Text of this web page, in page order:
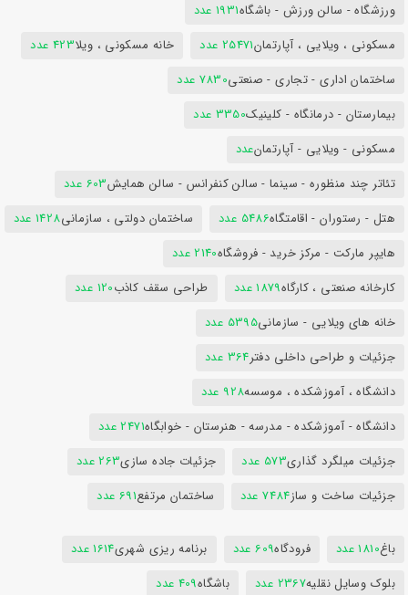
ورزشگاه - سالن ورزش - باشگاه1931 عدد
مسکونی ، ویلایی ، آپارتمان25471 عدد خانه مسکونی ، ویلا423 عدد
ساختمان اداری - تجاری - صنعتی7830 عدد
بیمارستان - درمانگاه - کلینیک3350 عدد
مسکونی - ویلایی - آپارتمانعدد
تئاتر چند منظوره - سینما - سالن کنفرانس - سالن همایش603 عدد
هتل - رستوران - اقامتگاه5486 عدد ساختمان دولتی ، سازمانی1428 عدد
هایپر مارکت - مرکز خرید - فروشگاه2140 عدد
کارخانه صنعتی ، کارگاه1879 عدد طراحی سقف کاذب120 عدد
خانه های ویلایی - سازمانی5395 عدد
جزئیات و طراحی داخلی دفتر364 عدد
دانشگاه ، آموزشکده ، موسسه928 عدد
دانشگاه - آموزشکده - مدرسه - هنرستان - خوابگاه2471 عدد
جزئیات میلگرد گذاری573 عدد جزئیات جاده سازی263 عدد
جزئیات ساخت و ساز7484 عدد ساختمان مرتفع691 عدد
باغ1810 عدد فرودگاه609 عدد برنامه ریزی شهری1614 عدد
بلوک وسایل نقلیه2367 عدد باشگاه409 عدد